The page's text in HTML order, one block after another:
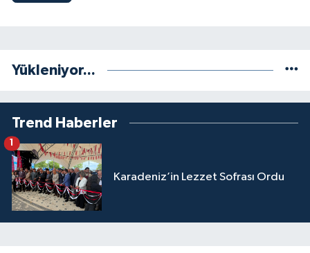
Yükleniyor...
Trend Haberler
Karadeniz’in Lezzet Sofrası Ordu
1